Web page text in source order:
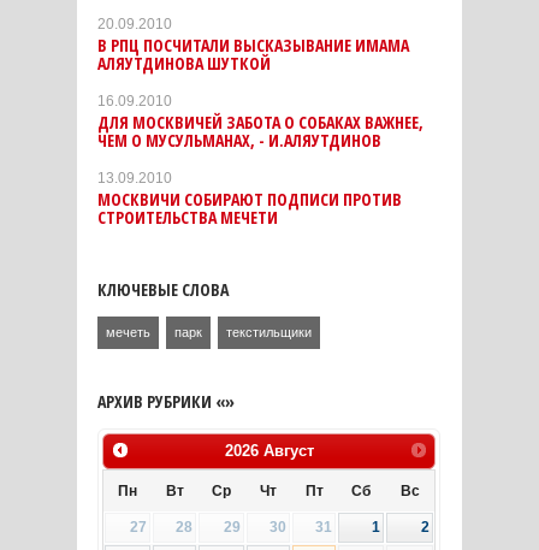
20.09.2010
В РПЦ ПОСЧИТАЛИ ВЫСКАЗЫВАНИЕ ИМАМА
АЛЯУТДИНОВА ШУТКОЙ
16.09.2010
ДЛЯ МОСКВИЧЕЙ ЗАБОТА О СОБАКАХ ВАЖНЕЕ,
ЧЕМ О МУСУЛЬМАНАХ, - И.АЛЯУТДИНОВ
13.09.2010
МОСКВИЧИ СОБИРАЮТ ПОДПИСИ ПРОТИВ
СТРОИТЕЛЬСТВА МЕЧЕТИ
КЛЮЧЕВЫЕ СЛОВА
мечеть парк текстильщики
АРХИВ РУБРИКИ «»
2026 Август
Пн Вт Ср Чт Пт Сб Вс
27 28 29 30 31 1
2